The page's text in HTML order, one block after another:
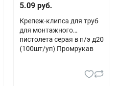
5.09 руб.
Крепеж-клипса для труб
для монтажного
пистолета серая в п/э д20
(100шт/уп) Промрукав